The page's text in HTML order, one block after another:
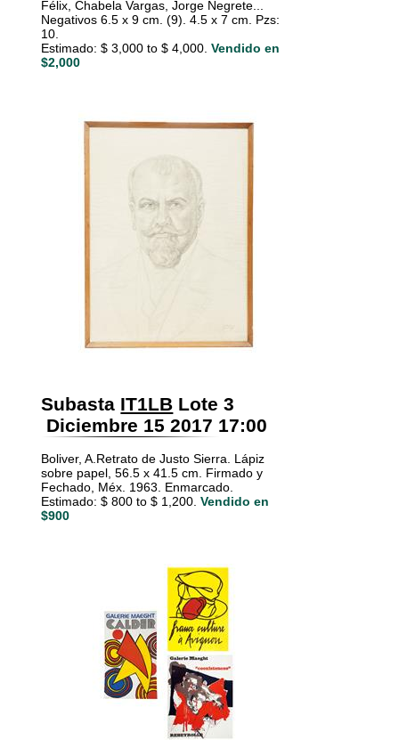
Félix, Chabela Vargas, Jorge Negrete...
Negativos 6.5 x 9 cm. (9). 4.5 x 7 cm. Pzs:
10.
Estimado: $ 3,000 to $ 4,000. Vendido en
$2,000
Subasta IT1LB Lote 3
Diciembre 15 2017 17:00
Boliver, A.Retrato de Justo Sierra. Lápiz
sobre papel, 56.5 x 41.5 cm. Firmado y
Fechado, Méx. 1963. Enmarcado.
Estimado: $ 800 to $ 1,200. Vendido en
$900